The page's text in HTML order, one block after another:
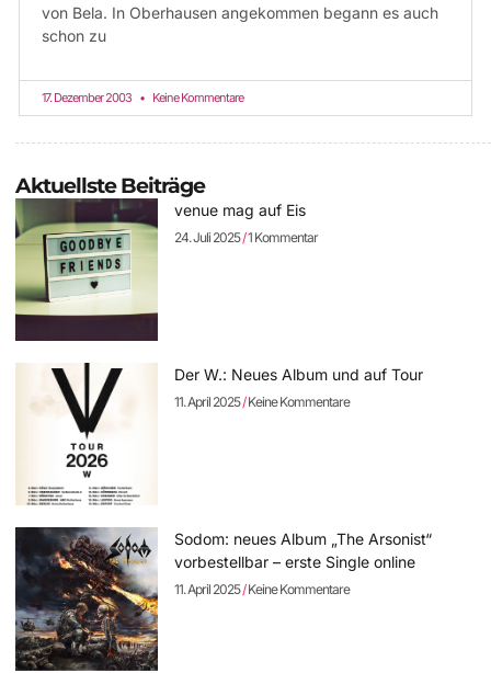
von Bela. In Oberhausen angekommen begann es auch
schon zu
17. Dezember 2003 Keine Kommentare
Aktuellste Beiträge
venue mag auf Eis
24. Juli 2025 1 Kommentar
Der W.: Neues Album und auf Tour
11. April 2025 Keine Kommentare
Sodom: neues Album „The Arsonist“
vorbestellbar – erste Single online
11. April 2025 Keine Kommentare